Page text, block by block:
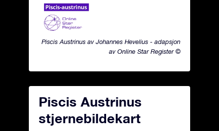
Piscis Austrinus av Johannes Hevelius - adapsjon
av Online Star Register ©
Piscis Austrinus
stjernebildekart